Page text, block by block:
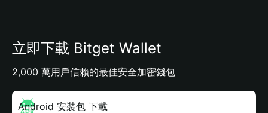
立即下載 Bitget Wallet
2,000 萬用戶信賴的最佳安全加密錢包
Android 安裝包 下載